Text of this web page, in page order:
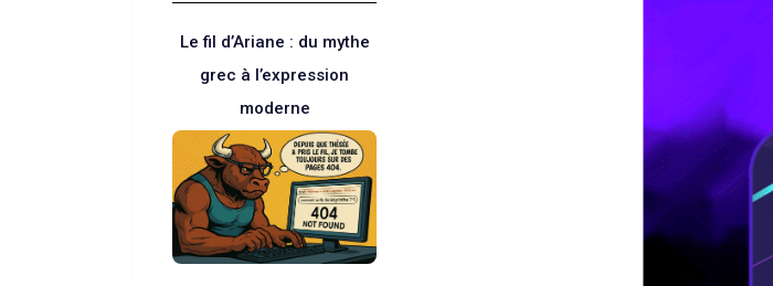
Le fil d’Ariane : du mythe
grec à l’expression
moderne